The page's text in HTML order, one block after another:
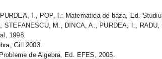
I., POP, I.: Matematica de baza, Ed.
STEFANESCU, M., DINCA, A., PURDEA, I.,
1998.
Gill 2003.
de Algebra, Ed. EFES, 2005.